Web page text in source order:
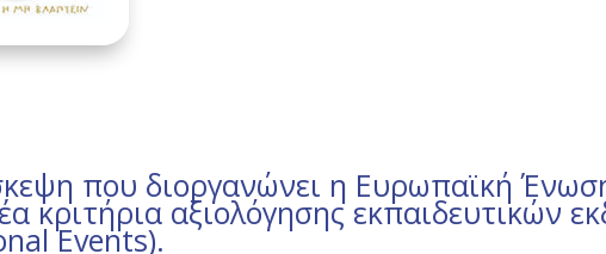
που διοργανώνει η Ευρωπαϊκή
κριτήρια αξιολόγησης εκπαιδευτικών
Events).